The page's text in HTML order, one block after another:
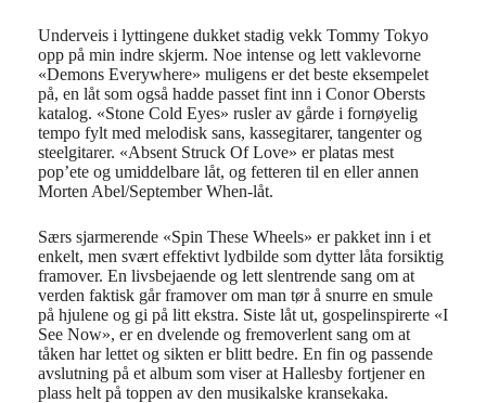
Underveis i lyttingene dukket stadig vekk Tommy Tokyo
opp på min indre skjerm. Noe intense og lett vaklevorne
«Demons Everywhere» muligens er det beste eksempelet
på, en låt som også hadde passet fint inn i Conor Obersts
katalog. «Stone Cold Eyes» rusler av gårde i fornøyelig
tempo fylt med melodisk sans, kassegitarer, tangenter og
steelgitarer. «Absent Struck Of Love» er platas mest
pop’ete og umiddelbare låt, og fetteren til en eller annen
Morten Abel/September When-låt.
Særs sjarmerende «Spin These Wheels» er pakket inn i et
enkelt, men svært effektivt lydbilde som dytter låta forsiktig
framover. En livsbejaende og lett slentrende sang om at
verden faktisk går framover om man tør å snurre en smule
på hjulene og gi på litt ekstra. Siste låt ut, gospelinspirerte «I
See Now», er en dvelende og fremoverlent sang om at
tåken har lettet og sikten er blitt bedre. En fin og passende
avslutning på et album som viser at Hallesby fortjener en
plass helt på toppen av den musikalske kransekaka.